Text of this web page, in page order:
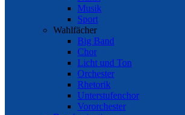
Musik
Sport
Wahlfächer
Big Band
Chor
Licht und Ton
Orchester
Rhetorik
Unterstufenchor
Vororchester